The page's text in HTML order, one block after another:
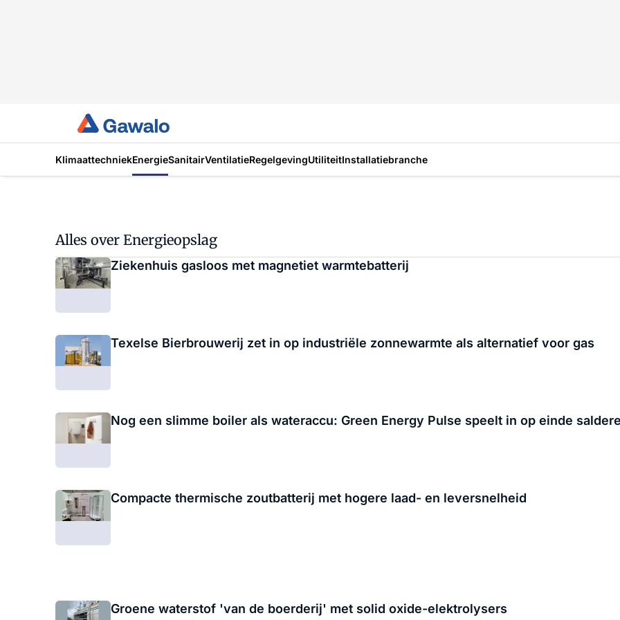
KlimaattechniekEnergieSanitairVentilatieRegelgevingUtiliteitInstallatiebranche
Alles over Energieopslag
Ziekenhuis gasloos met magnetiet warmtebatterij
Texelse Bierbrouwerij zet in op industriële zonnewarmte als alternatief voor gas
Nog een slimme boiler als wateraccu: Green Energy Pulse speelt in op einde
Compacte thermische zoutbatterij met hogere laad- en leversnelheid
Groene waterstof 'van de boerderij' met solid oxide-elektrolysers